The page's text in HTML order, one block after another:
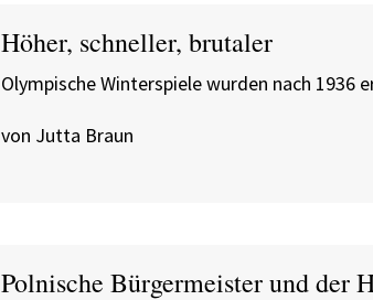
Höher, schneller, brutaler
Olympische Winterspiele wurden nach 1936
von Jutta Braun
Polnische Bürgermeister und der